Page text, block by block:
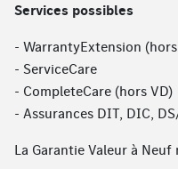
Services possibles
- WarrantyExtension
- ServiceCare
- CompleteCare (hors VD)
- Assurances DIT, DIC,
La Garantie Valeur à